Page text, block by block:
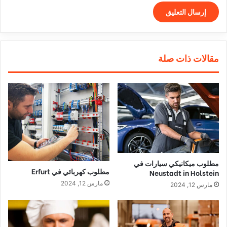
مقالات ذات صلة
مطلوب ميكانيكي سيارات في
Neustadt in Holstein
مارس 12, 2024
مطلوب كهربائي في Erfurt
مارس 12, 2024